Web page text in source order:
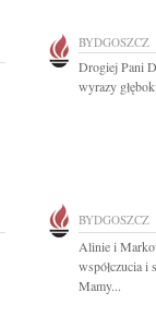
BYDGOSZCZ
Drogiej Pani
wyrazy
BYDGOSZCZ
Alinie i
współczucia i
Mamy...